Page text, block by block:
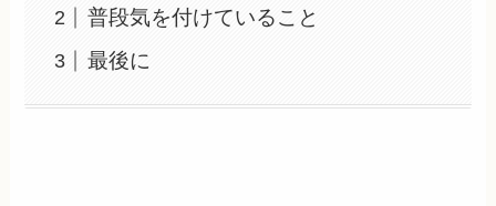
普段気を付けていること
最後に